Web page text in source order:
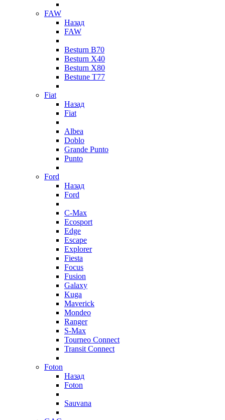
FAW
Назад
FAW
Besturn B70
Besturn X40
Besturn X80
Bestune T77
Fiat
Назад
Fiat
Albea
Doblo
Grande Punto
Punto
Ford
Назад
Ford
C-Max
Ecosport
Edge
Escape
Explorer
Fiesta
Focus
Fusion
Galaxy
Kuga
Maverick
Mondeo
Ranger
S-Max
Tourneo Connect
Transit Connect
Foton
Назад
Foton
Sauvana